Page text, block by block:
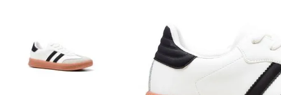
hitec
9.
slip-ins
botas dama